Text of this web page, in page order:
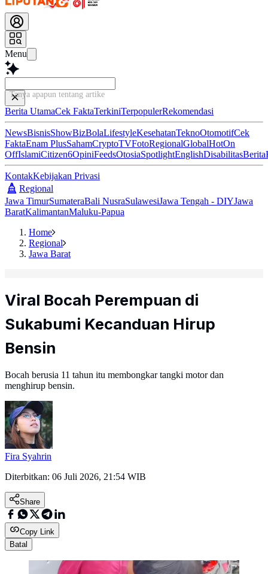
Menu
Tanya apapun tentang artikel ini...
Berita UtamaCek FaktaTerkiniTerpopulerRekomendasi
NewsBisnisShowBizBolaLifestyleKesehatanTeknoOtomotifCek
FaktaEnam PlusSahamCryptoTVFotoRegionalGlobalHotOn
OffIslamiCitizen6OpiniFeedsOtosiaSpotlightEnglishDisabilitasBerita
KontakKebijakan Privasi
Regional
Jawa TimurSumateraBali NusraSulawesiJawa Tengah - DIYJawa
BaratKalimantanMaluku-Papua
Home
Regional
Jawa Barat
Viral Bocah Perempuan di
Sukabumi Kecanduan Hirup
Bensin
Bocah berusia 11 tahun itu membongkar tangki motor dan
menghirup bensin.
Fira Syahrin
Diterbitkan: 06 Juli 2026, 21:54 WIB
Share
Copy Link
Batal